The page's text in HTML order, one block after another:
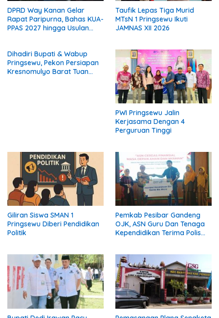
DPRD Way Kanan Gelar
Rapat Paripurna, Bahas KUA-
PPAS 2027 hingga Usulan
Taufik Lepas Tiga Murid
MTsN 1 Pringsewu Ikuti
JAMNAS XII 2026
Dihadiri Bupati & Wabup
Pringsewu, Pekon Persiapan
Kresnomulyo Barat Tuan
PWI Pringsewu Jalin
Kerjasama Dengan 4
Perguruan Tinggi
Giliran Siswa SMAN 1
Pringsewu Diberi Pendidikan
Politik
Pemkab Pesibar Gandeng
OJK, ASN Guru Dan Tenaga
Kependidikan Terima Polis